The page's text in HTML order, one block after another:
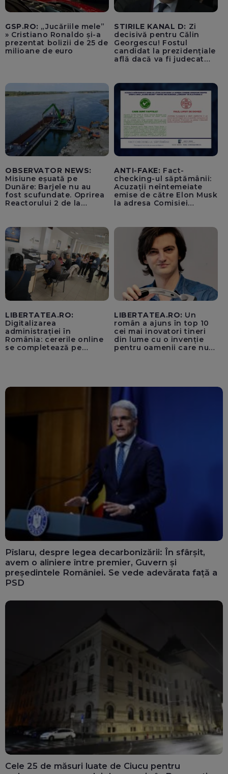
GSP.RO: „Jucăriile mele”
» Cristiano Ronaldo și-a
prezentat bolizii de 25 de
milioane de euro
STIRILE KANAL D: Zi
decisivă pentru Călin
Georgescu! Fostul
candidat la prezidențiale
află dacă va fi judecat
OBSERVATOR NEWS:
Misiune eșuată pe
Dunăre: Barjele nu au
fost scufundate. Oprirea
Reactorului 2 de la
ANTI-FAKE: Fact-
checking-ul săptămânii:
Acuzații neîntemeiate
emise de către Elon Musk
la adresa Comisiei
pentru instaurarea
„cenzurii” pe platforma X
LIBERTATEA.RO:
Digitalizarea
administrației în
România: cererile online
se completează pe
LIBERTATEA.RO: Un
român a ajuns în top 10
cei mai inovatori tineri
din lume cu o invenție
pentru oamenii care nu
Pîslaru, despre legea decarbonizării: În sfârșit,
avem o aliniere între premier, Guvern și
președintele României. Se vede adevărata față a
PSD
Cele 25 de măsuri luate de Ciucu pentru